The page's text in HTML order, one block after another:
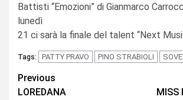
Battisti “Emozioni” di Gianmarco
lunedì
21 ci sarà la finale del talent “Next
Tags: PATTY PRAVO PINO STRABIOLI
Continue
Previous
LOREDANA
MISS